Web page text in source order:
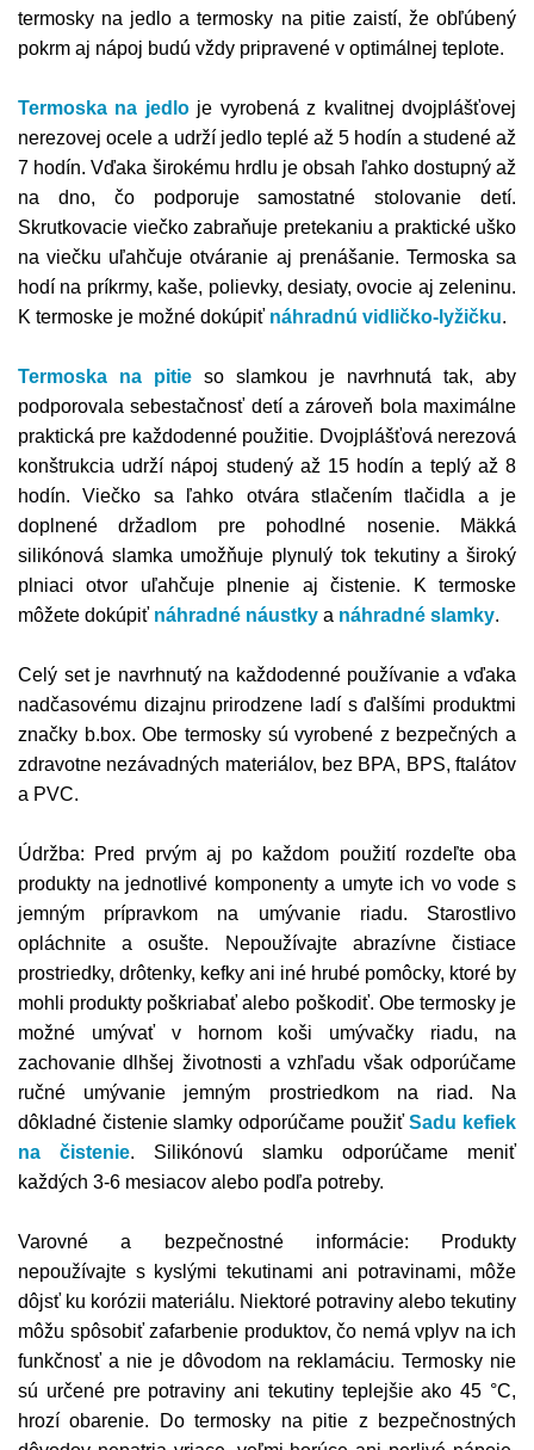
termosky na jedlo a termosky na pitie zaistí, že obľúbený
pokrm aj nápoj budú vždy pripravené v optimálnej teplote.
Termoska na jedloje vyrobená z kvalitnej dvojplášťovej
nerezovej ocele a udrží jedlo teplé až 5 hodín a studené až
7 hodín. Vďaka širokému hrdlu je obsah ľahko dostupný až
na dno, čo podporuje samostatné stolovanie detí.
Skrutkovacie viečko zabraňuje pretekaniu a praktické uško
na viečku uľahčuje otváranie aj prenášanie. Termoska sa
hodí na príkrmy, kaše, polievky, desiaty, ovocie aj zeleninu.
K termoske je možné dokúpiť náhradnú vidličko-lyžičku.
Termoska na pitie so slamkou je navrhnutá tak, aby
podporovala sebestačnosť detí a zároveň bola maximálne
praktická pre každodenné použitie. Dvojplášťová nerezová
konštrukcia udrží nápoj studený až 15 hodín a teplý až 8
hodín. Viečko sa ľahko otvára stlačením tlačidla a je
doplnené držadlom pre pohodlné nosenie. Mäkká
silikónová slamka umožňuje plynulý tok tekutiny a široký
plniaci otvor uľahčuje plnenie aj čistenie. K termoske
môžete dokúpiť náhradné náustky a náhradné slamky.
Celý set je navrhnutý na každodenné používanie a vďaka
nadčasovému dizajnu prirodzene ladí s ďalšími produktmi
značky b.box. Obe termosky sú vyrobené z bezpečných a
zdravotne nezávadných materiálov, bez BPA, BPS, ftalátov
a PVC.
Údržba: Pred prvým aj po každom použití rozdeľte oba
produkty na jednotlivé komponenty a umyte ich vo vode s
jemným prípravkom na umývanie riadu. Starostlivo
opláchnite a osušte. Nepoužívajte abrazívne čistiace
prostriedky, drôtenky, kefky ani iné hrubé pomôcky, ktoré by
mohli produkty poškriabať alebo poškodiť. Obe termosky je
možné umývať v hornom koši umývačky riadu, na
zachovanie dlhšej životnosti a vzhľadu však odporúčame
ručné umývanie jemným prostriedkom na riad. Na
dôkladné čistenie slamky odporúčame použiťSadu kefiek
na čistenie. Silikónovú slamku odporúčame meniť
každých 3-6 mesiacov alebo podľa potreby.
Varovné a bezpečnostné informácie: Produkty
nepoužívajte s kyslými tekutinami ani potravinami, môže
dôjsť ku korózii materiálu. Niektoré potraviny alebo tekutiny
môžu spôsobiť zafarbenie produktov, čo nemá vplyv na ich
funkčnosť a nie je dôvodom na reklamáciu. Termosky nie
sú určené pre potraviny ani tekutiny teplejšie ako 45 °C,
hrozí obarenie. Do termosky na pitie z bezpečnostných